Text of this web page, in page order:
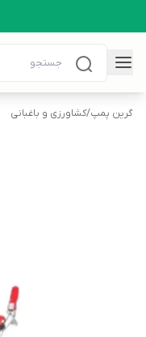
گرین پمپ/کشاورزی و باغبانی